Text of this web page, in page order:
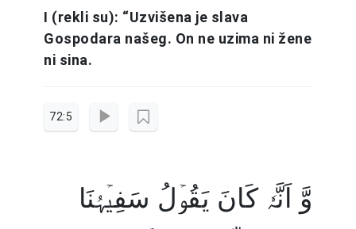
I (rekli su): “Uzvišena je slava
Gospodara našeg. On ne uzima ni žene
ni sina.
72:5
وَّ اَنَّہٗ کَانَ یَقُوۡلُ سَفِیۡہُنَا